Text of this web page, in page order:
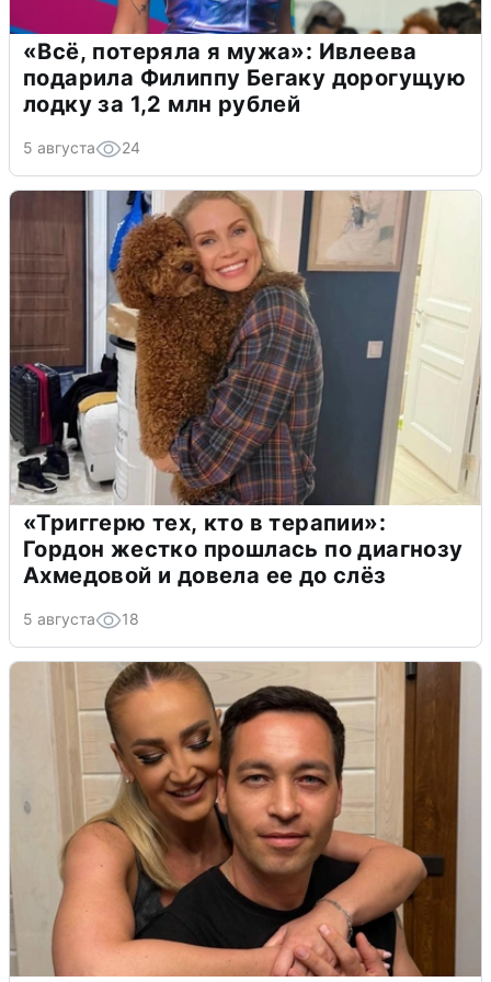
«Всё, потеряла я мужа»: Ивлеева
подарила Филиппу Бегаку дорогущую
лодку за 1,2 млн рублей
5 августа 24
«Триггерю тех, кто в терапии»:
Гордон жестко прошлась по диагнозу
Ахмедовой и довела ее до слёз
5 августа 18